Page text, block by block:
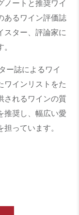
ノートと推奨ワイ
あるワイン評価誌
スター、評論家に
ー誌によるワイ
ワインリストをた
されるワインの質
推奨し、幅広い愛
っています。